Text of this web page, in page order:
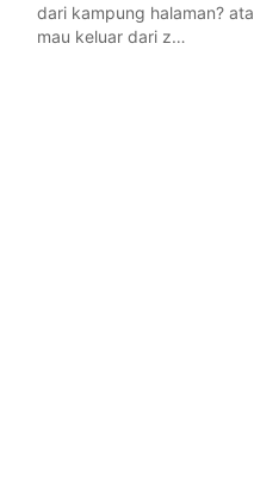
dari kampung halaman?
mau keluar dari z…